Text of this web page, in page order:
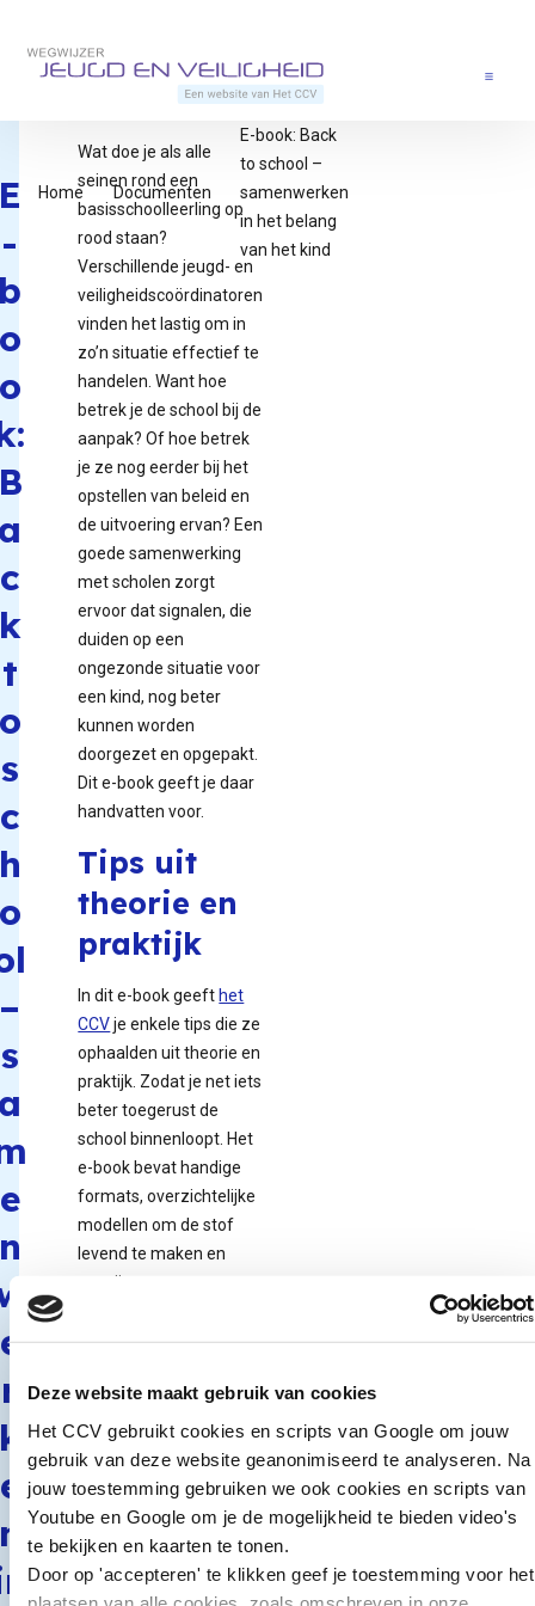
Deze website maakt gebruik van cookies
Het CCV gebruikt cookies en scripts van Google om jouw
gebruik van deze website geanonimiseerd te analyseren. Na
jouw toestemming gebruiken we ook cookies en scripts van
Youtube en Google om je de mogelijkheid te bieden video's
te bekijken en kaarten te tonen.
Door op 'accepteren' te klikken geef je toestemming voor het
Terug naar de startpagina
-
c
t
s
c
–
s
e
e
r
e
Home Documenten
E-book: Back
to school –
samenwerken
in het belang
van het kind
Wat doe je als alle
seinen rond een
basisschoolleerling op
rood staan?
Verschillende jeugd- en
veiligheidscoördinatoren
vinden het lastig om in
zo’n situatie effectief te
handelen. Want hoe
betrek je de school bij de
aanpak? Of hoe betrek
je ze nog eerder bij het
opstellen van beleid en
de uitvoering ervan? Een
goede samenwerking
met scholen zorgt
ervoor dat signalen, die
duiden op een
ongezonde situatie voor
een kind, nog beter
kunnen worden
doorgezet en opgepakt.
Dit e-book geeft je daar
handvatten voor.
Tips uit
theorie en
praktijk
In dit e-book geeft het
CCVje enkele tips die ze
ophaalden uit theorie en
praktijk. Zodat je net iets
beter toegerust de
school binnenloopt. Het
e-book bevat handige
formats, overzichtelijke
modellen om de stof
levend te maken en
verwijst naar
book
Elke hoofdstuk kent
dezelfde opbouw. Na de
inleiding volgt ‘Dit is op
orde…’ waarin de
gewenste resultaten
staan benoemd. ‘Zo doe